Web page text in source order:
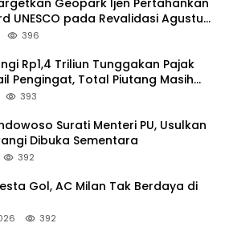
UNESCO pada Revalidasi Agustus
396
Rp1,4 Triliun Tunggakan Pajak
Pengingat, Total Piutang Masih
393
Surati Menteri PU, Usulkan
Dibuka Sementara
392
Gol, AC Milan Tak Berdaya di
392